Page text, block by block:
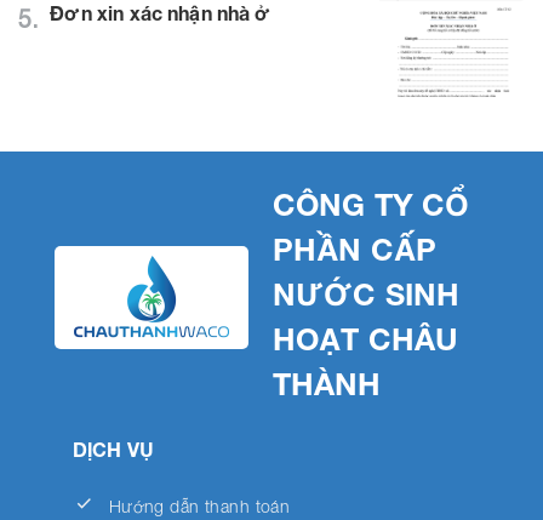
5. Đơn xin xác nhận nhà ở
CÔNG TY CỔ
PHẦN CẤP
NƯỚC SINH
HOẠT CHÂU
THÀNH
DỊCH VỤ
done Hướng dẫn thanh toán